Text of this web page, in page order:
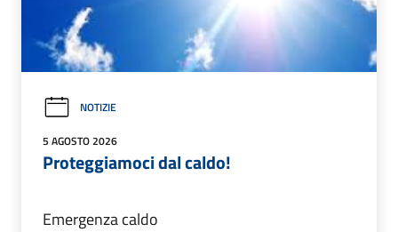
NOTIZIE
5 AGOSTO 2026
Proteggiamoci dal caldo!
Emergenza caldo